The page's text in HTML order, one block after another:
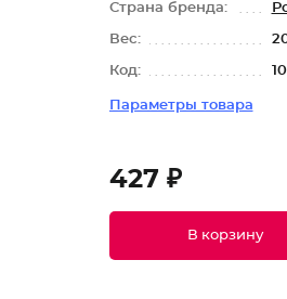
Страна бренда:
Вес:
Код:
Параметры товара
427 ₽
В корзину